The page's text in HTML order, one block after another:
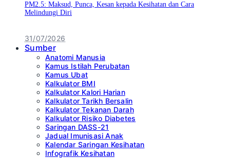
PM2.5: Maksud, Punca, Kesan kepada Kesihatan dan Cara
Melindungi Diri
31/07/2026
Sumber
Anatomi Manusia
Kamus Istilah Perubatan
Kamus Ubat
Kalkulator BMI
Kalkulator Kalori Harian
Kalkulator Tarikh Bersalin
Kalkulator Tekanan Darah
Kalkulator Risiko Diabetes
Saringan DASS-21
Jadual Imunisasi Anak
Kalendar Saringan Kesihatan
Infografik Kesihatan